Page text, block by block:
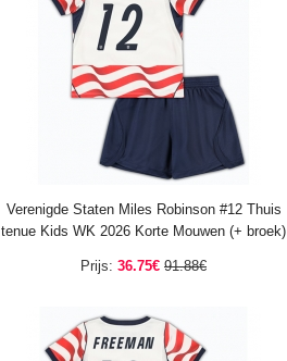
Verenigde Staten Miles Robinson #12 Thuis
tenue Kids WK 2026 Korte Mouwen (+ broek)
Prijs: 36.75€ 91.88€